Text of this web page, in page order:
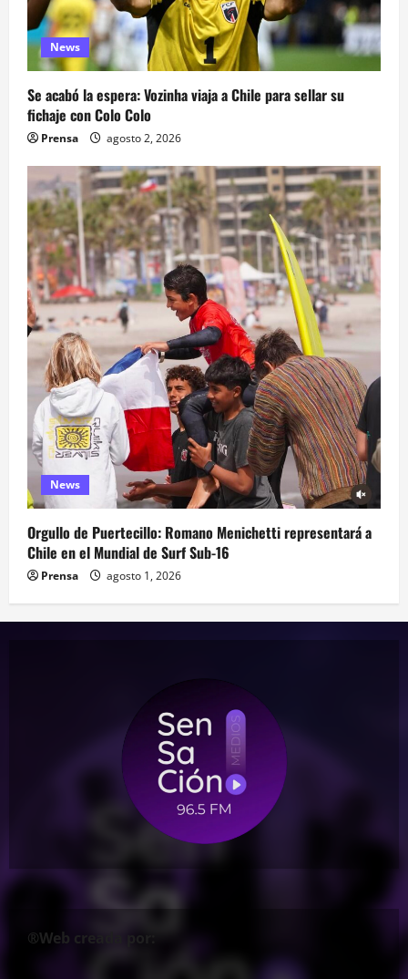
News
Se acabó la espera: Vozinha viaja a Chile para sellar su
fichaje con Colo Colo
Prensa agosto 2, 2026
News
Orgullo de Puertecillo: Romano Menichetti representará a
Chile en el Mundial de Surf Sub-16
Prensa agosto 1, 2026
®Web creada por: